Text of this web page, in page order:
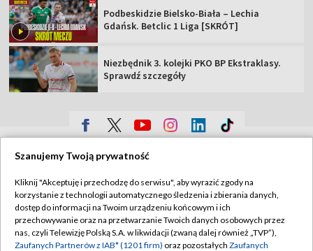
Podbeskidzie Bielsko-Biała – Lechia
Gdańsk. Betclic 1 Liga [SKRÓT]
Niezbędnik 3. kolejki PKO BP Ekstraklasy.
Sprawdź szczegóły
Sklep TVP
Biuro Reklamy
Oferta Handlowa
Polityka prywatności
Moje zgody
Biuro reklamy
Szanujemy Twoją prywatność
Kliknij "Akceptuję i przechodzę do serwisu", aby wyrazić zgody na
korzystanie z technologii automatycznego śledzenia i zbierania danych,
dostęp do informacji na Twoim urządzeniu końcowym i ich
przechowywanie oraz na przetwarzanie Twoich danych osobowych przez
nas, czyli Telewizję Polską S.A. w likwidacji (zwaną dalej również „TVP”),
Zaufanych Partnerów z IAB* (1201 firm) oraz pozostałych Zaufanych